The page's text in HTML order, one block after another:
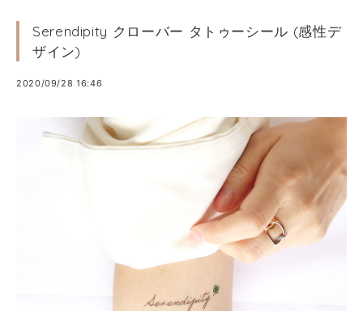
Serendipity クローバー タトゥーシール (感性デ
ザイン)
2020/09/28 16:46